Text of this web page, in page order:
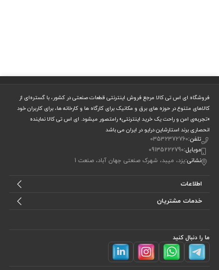
فروشگاه ای اس تی کالا مرجع فروش اینترنتی قطعات صنعتی در کشور، با گستره‌ای از
کالاهای متنوع در حوزه های برق و مکانیک برای کارگاه ها و کارخانه ها، برای کاربران خود
«تجربه‌ی امن و راحت یک خرید اینترنتی» رامتصور میشود. ای اس تی کالا نماینده
انحصاری برند استارشاین درایو در ایران می باشد
تلفن:03532372760
موبایل:09135222790
نشانی:یزد، میبد، شهرک صنعتی جهان آباد، صنعت 1
اطلاعات
خدمات مشتریان
ما را دنبال کنید